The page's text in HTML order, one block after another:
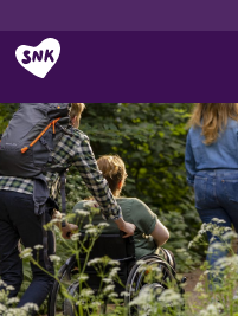
Skip
content